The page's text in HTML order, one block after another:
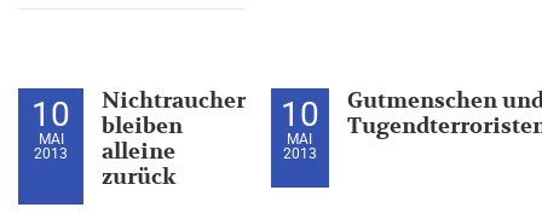
10
MAI
2013
Nichtraucher
bleiben
alleine
zurück
10
MAI
2013
Gutmenschen